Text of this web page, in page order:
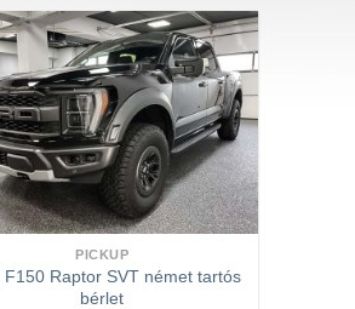
PICKUP
F150 Raptor SVT német tartós
bérlet